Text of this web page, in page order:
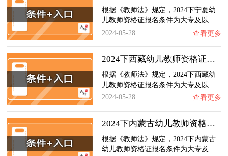
根据《教师法》规定，2024下宁夏幼
儿教师资格证报名条件为大专及以…
2024-05-28
查看更多
2024下西藏幼儿教师资格证报名条件+官网入口…
根据《教师法》规定，2024下西藏幼
儿教师资格证报名条件为大专及以…
2024-05-28
查看更多
2024下内蒙古幼儿教师资格证报名条件+官网入…
根据《教师法》规定，2024下内蒙古
幼儿教师资格证报名条件为大专及…